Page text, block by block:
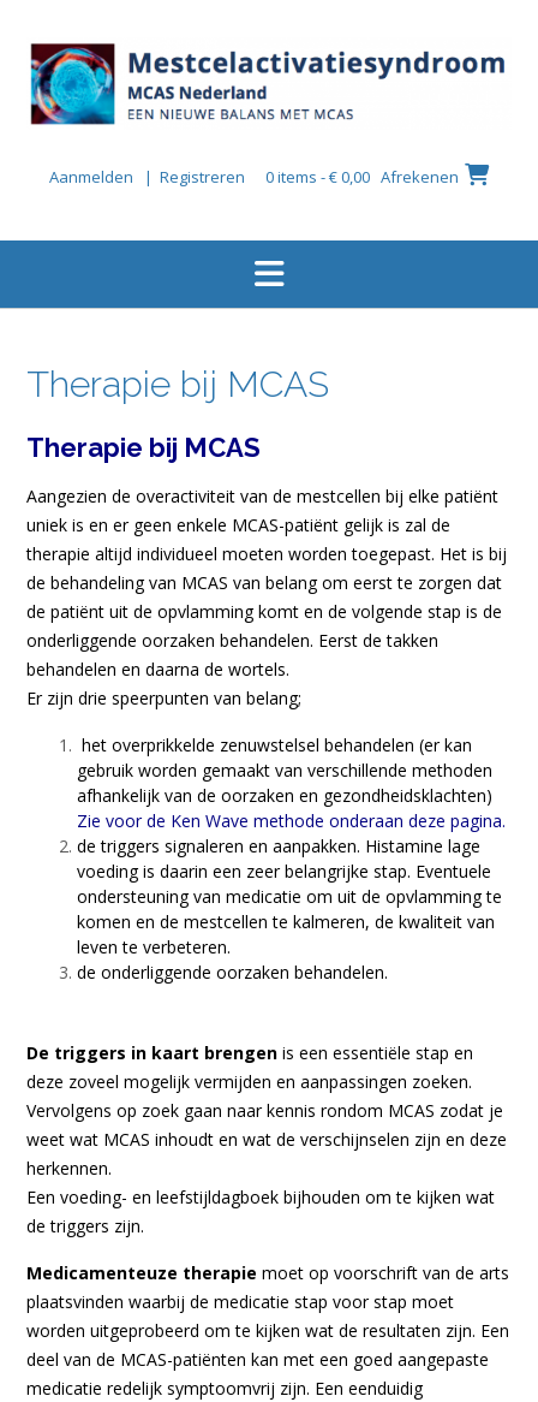
inhoud
Aanmelden | Registreren 0 items - € 0,00 Afrekenen
Therapie bij MCAS
Therapie bij MCAS
Aangezien de overactiviteit van de mestcellen bij elke patiënt
uniek is en er geen enkele MCAS-patiënt gelijk is zal de
therapie altijd individueel moeten worden toegepast. Het is bij
de behandeling van MCAS van belang om eerst te zorgen dat
de patiënt uit de opvlamming komt en de volgende stap is de
onderliggende oorzaken behandelen. Eerst de takken
behandelen en daarna de wortels.
Er zijn drie speerpunten van belang;
het overprikkelde zenuwstelsel behandelen (er kan
gebruik worden gemaakt van verschillende methoden
afhankelijk van de oorzaken en gezondheidsklachten)
Zie voor de Ken Wave methode onderaan deze pagina.
de triggers signaleren en aanpakken. Histamine lage
voeding is daarin een zeer belangrijke stap. Eventuele
ondersteuning van medicatie om uit de opvlamming te
komen en de mestcellen te kalmeren, de kwaliteit van
leven te verbeteren.
de onderliggende oorzaken behandelen.
De triggers in kaart brengen is een essentiële stap en
deze zoveel mogelijk vermijden en aanpassingen zoeken.
Vervolgens op zoek gaan naar kennis rondom MCAS zodat je
weet wat MCAS inhoudt en wat de verschijnselen zijn en deze
herkennen.
Een voeding- en leefstijldagboek bijhouden om te kijken wat
de triggers zijn.
Medicamenteuze therapie moet op voorschrift van de arts
plaatsvinden waarbij de medicatie stap voor stap moet
worden uitgeprobeerd om te kijken wat de resultaten zijn. Een
deel van de MCAS-patiënten kan met een goed aangepaste
medicatie redelijk symptoomvrij zijn. Een eenduidig